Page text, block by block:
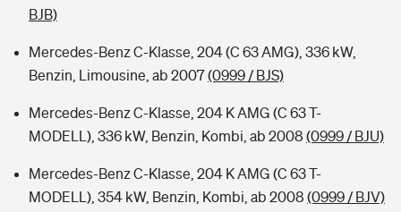
BJB)
Mercedes-Benz C-Klasse, 204 (C 63 AMG), 336 kW,
Benzin, Limousine, ab 2007(0999 / BJS)
Mercedes-Benz C-Klasse, 204 K AMG (C 63 T-
MODELL), 336 kW, Benzin, Kombi, ab 2008 (0999 / BJU)
Mercedes-Benz C-Klasse, 204 K AMG (C 63 T-
MODELL), 354 kW, Benzin, Kombi, ab 2008 (0999 / BJV)